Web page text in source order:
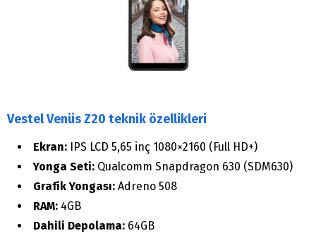
Vestel Venüs Z20 teknik özellikleri
Ekran: IPS LCD 5,65 inç 1080×2160 (Full HD+)
Yonga Seti: Qualcomm Snapdragon 630 (SDM630)
Grafik Yongası: Adreno 508
RAM: 4GB
Dahili Depolama: 64GB